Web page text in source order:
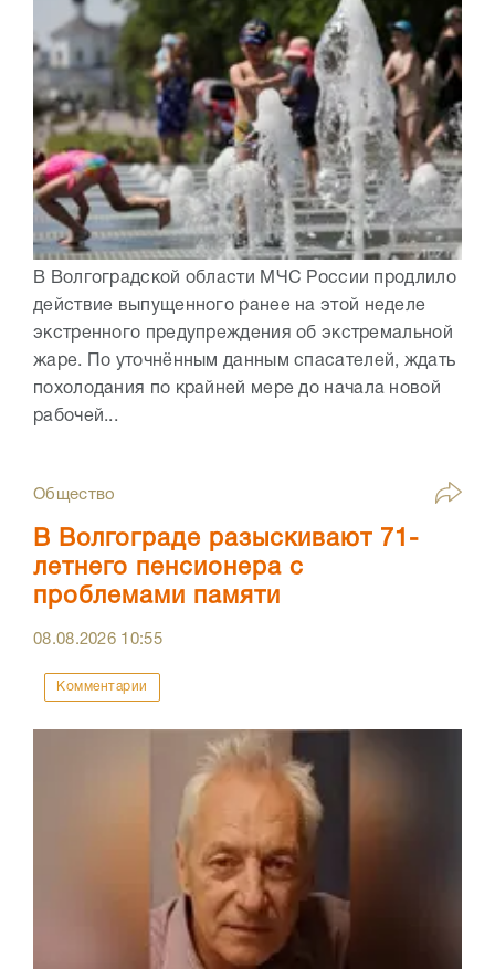
В Волгоградской области МЧС России продлило
действие выпущенного ранее на этой неделе
экстренного предупреждения об экстремальной
жаре. По уточнённым данным спасателей, ждать
похолодания по крайней мере до начала новой
рабочей...
Общество
В Волгограде разыскивают 71-
летнего пенсионера с
проблемами памяти
08.08.2026 10:55
Комментарии